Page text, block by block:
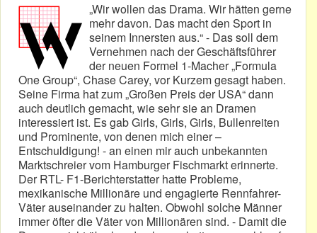
„Wir wollen das Drama. Wir hätten gerne
mehr davon. Das macht den Sport in
seinem Innersten aus.“ - Das soll dem
Vernehmen nach der Geschäftsführer
der neuen Formel 1-Macher „Formula
One Group“, Chase Carey, vor Kurzem gesagt haben.
Seine Firma hat zum „Großen Preis der USA“ dann
auch deutlich gemacht, wie sehr sie an Dramen
interessiert ist. Es gab Girls, Girls, Girls, Bullenreiten
und Prominente, von denen mich einer –
Entschuldigung! - an einen mir auch unbekannten
Marktschreier vom Hamburger Fischmarkt erinnerte.
Der RTL- F1-Berichterstatter hatte Probleme,
mexikanische Millionäre und engagierte Rennfahrer-
Väter auseinander zu halten. Obwohl solche Männer
immer öfter die Väter von Millionären sind. - Damit die